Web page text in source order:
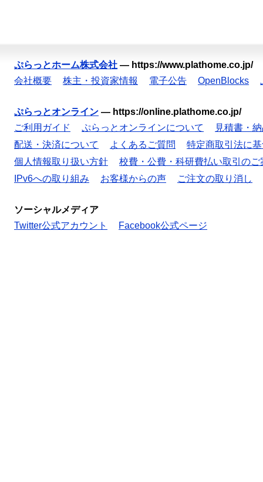
ぷらっとホーム株式会社 — https://www.plathome.co.jp/
会社概要
株主・投資家情報 電子公告 OpenBlocks
ぷらっとオンライン — https://online.plathome.co.jp/
ご利用ガイド
ぷらっとオンラインについて
見積書・
配送・決済について
よくあるご質問
特定商取引法に
個人情報取り扱い方針
校費・公費・科研費払い取引のご
IPv6への取り組み
お客様からの声 ご注文の取り消し
ソーシャルメディア
Twitter公式アカウント
Facebook公式ページ